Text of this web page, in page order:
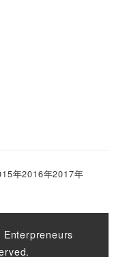
年2016年2017年